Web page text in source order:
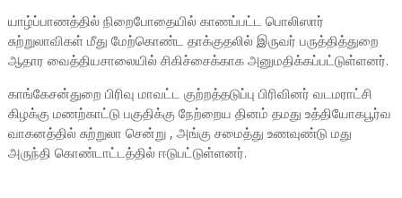
யாழ்ப்பாணத்தில் நிறைபோதையில் காணப்பட்ட பொலிஸார்
சுற்றுலாவிகள் மீது மேற்கொண்ட தாக்குதலில் இருவர் பருத்தித்துறை
ஆதார வைத்தியசாலையில் சிகிச்சைக்காக அனுமதிக்கப்பட்டுள்ளனர்.
காங்கேசன்துறை பிரிவு மாவட்ட குற்றத்தடுப்பு பிரிவினர் வடமராட்சி
கிழக்கு மணற்காட்டு பகுதிக்கு நேற்றைய தினம் தமது உத்தியோகபூர்வ
வாகனத்தில் சுற்றுலா சென்று , அங்கு சமைத்து உணவுண்டு மது
அருந்தி கொண்டாட்டத்தில் ஈடுபட்டுள்ளனர்.